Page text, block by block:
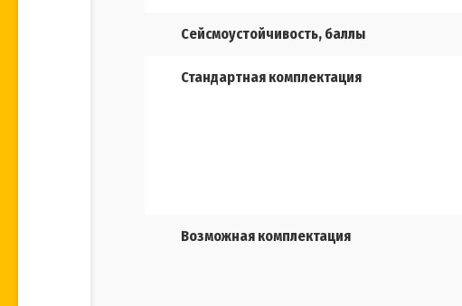
Сейсмоустойчивость, баллы
Стандартная комплектация
Возможная комплектация